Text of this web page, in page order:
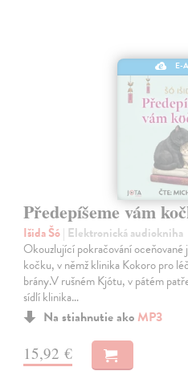
E-
Předepíšeme vám
Išida Šó| Elektronická audiokniha
Okouzlující pokračování
kočku, v němž klinika Kokoro pro
brány.V rušném Kjótu, v pátém
sídlí klinika…
Na stiahnutie ako MP3
15,92 €